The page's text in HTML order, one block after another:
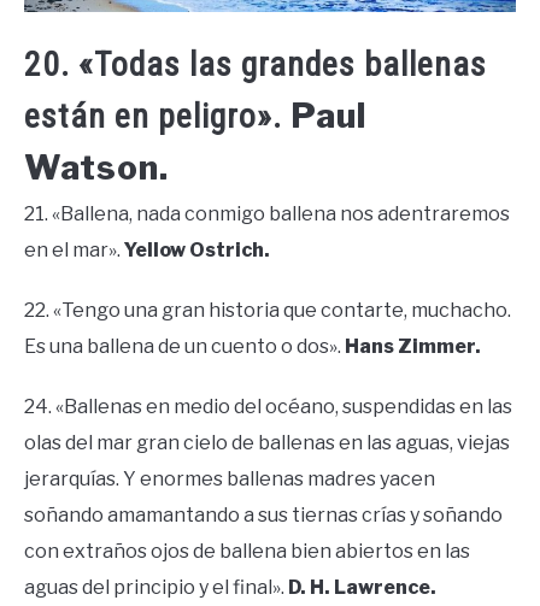
20. «Todas las grandes ballenas
están en peligro». Paul
Watson.
21. «Ballena, nada conmigo ballena nos adentraremos
en el mar». Yellow Ostrich.
22. «Tengo una gran historia que contarte, muchacho.
Es una ballena de un cuento o dos». Hans Zimmer.
24. «Ballenas en medio del océano, suspendidas en las
olas del mar gran cielo de ballenas en las aguas, viejas
jerarquías. Y enormes ballenas madres yacen
soñando amamantando a sus tiernas crías y soñando
con extraños ojos de ballena bien abiertos en las
aguas del principio y el final». D. H. Lawrence.